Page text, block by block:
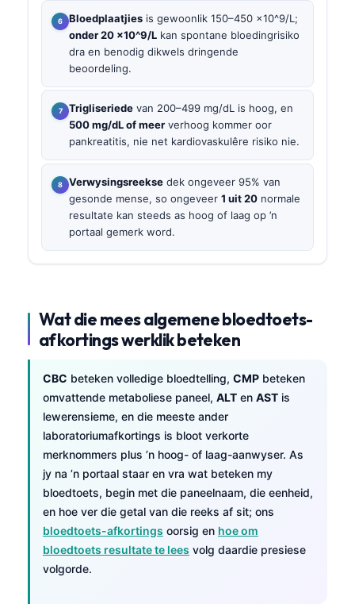
Bloedplaatjies is gewoonlik 150–450 x10^9/L;
onder 20 x10^9/L kan spontane bloedingrisiko
dra en benodig dikwels dringende
beoordeling.
Trigliseriede van 200–499 mg/dL is hoog, en
500 mg/dL of meer verhoog kommer oor
pankreatitis, nie net kardiovaskulêre risiko nie.
Verwysingsreekse dek ongeveer 95% van
gesonde mense, so ongeveer 1 uit 20 normale
resultate kan steeds as hoog of laag op ’n
portaal gemerk word.
Wat die mees algemene bloedtoets-
afkortings werklik beteken
CBC beteken volledige bloedtelling, CMP beteken
omvattende metaboliese paneel, ALT en AST is
lewerensieme, en die meeste ander
laboratoriumafkortings is bloot verkorte
merknommers plus ’n hoog- of laag-aanwyser. As
jy na ’n portaal staar en vra wat beteken my
bloedtoets, begin met die paneelnaam, die eenheid,
en hoe ver die getal van die reeks af sit; ons
bloedtoets-afkortings oorsig en hoe om
bloedtoets resultate te lees volg daardie presiese
volgorde.